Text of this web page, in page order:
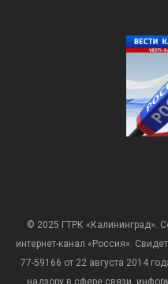
© 2025 ГТРК «Калининград».
интернет-канал «Россия».
77-59166 от 22 августа 2014
надзору в сфере связи,